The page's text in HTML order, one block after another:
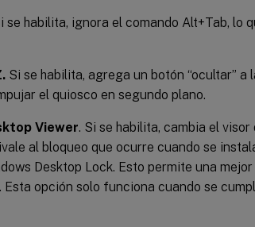
se habilita, ignora el comando Alt+Tab, lo
Si se habilita, agrega un botón “ocultar”
el quiosco en segundo plano.
Viewer. Si se habilita, cambia el
al bloqueo que ocurre cuando se
Desktop Lock. Esto permite una
Esta opción solo funciona cuando se